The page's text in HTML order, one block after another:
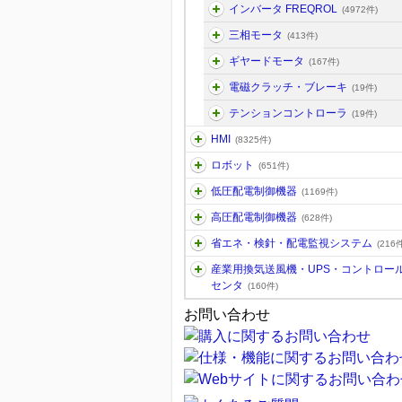
インバータ FREQROL (4972件)
三相モータ (413件)
ギヤードモータ (167件)
電磁クラッチ・ブレーキ (19件)
テンションコントローラ (19件)
HMI (8325件)
ロボット (651件)
低圧配電制御機器 (1169件)
高圧配電制御機器 (628件)
省エネ・検針・配電監視システム (216
産業用換気送風機・UPS・コントロー
センタ
(160件)
お問い合わせ